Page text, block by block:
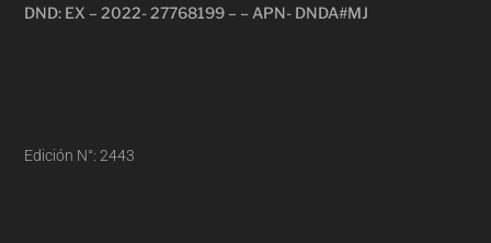
DND: EX – 2022- 27768199 – – APN- DNDA#MJ
Edición N°: 2443